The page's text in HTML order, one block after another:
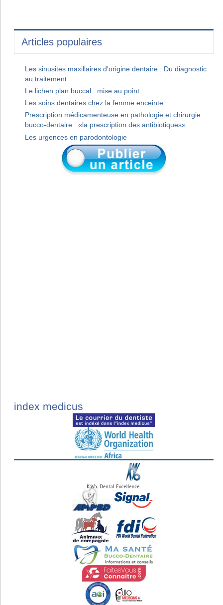
Articles populaires
Les sinusites maxillaires d'origine dentaire : Du diagnostic
au traitement
Le lichen plan buccal : mise au point
Les soins dentaires chez la femme enceinte
Prescription médicamenteuse en pathologie et chirurgie
bucco-dentaire : «la prescription des antibiotiques»
Les urgences en parodontologie
index medicus